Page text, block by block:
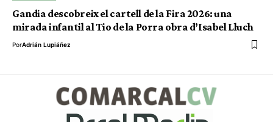
Gandia descobreix el cartell de la Fira 2026: una
mirada infantil al Tio de la Porra obra d’Isabel Lluch
PorAdrián Lupiáñez